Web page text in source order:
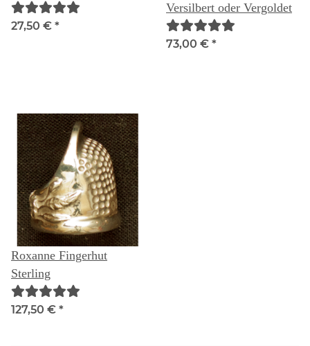
27,50 € *
Versilbert oder Vergoldet
73,00 € *
Roxanne Fingerhut
Sterling
127,50 € *